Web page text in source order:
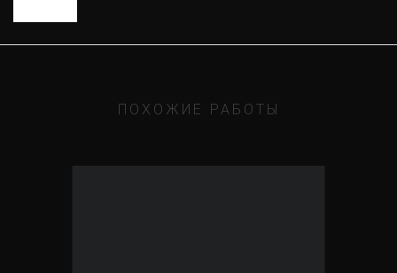
ПОХОЖИЕ РАБОТЫ